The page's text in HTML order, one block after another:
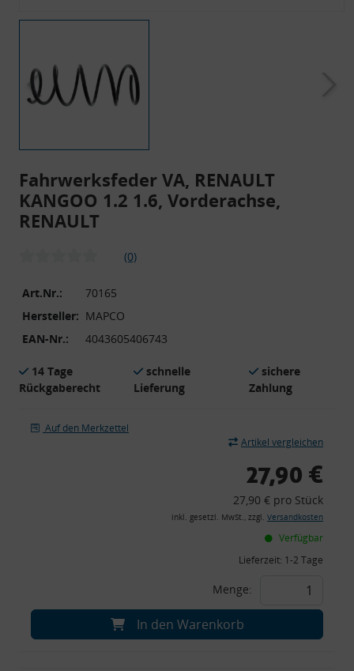
Fahrwerksfeder VA, RENAULT
KANGOO 1.2 1.6, Vorderachse,
RENAULT
(0)
Art.Nr.:
70165
Hersteller: MAPCO
EAN-Nr.:
4043605406743
14 Tage
Rückgaberecht
schnelle
Lieferung
sichere
Zahlung
Auf den Merkzettel
Artikel vergleichen
27,90 €
27,90 € pro Stück
inkl. gesetzl. MwSt., zzgl. Versandkosten
Verfügbar
Lieferzeit: 1-2 Tage
Menge:
In den Warenkorb